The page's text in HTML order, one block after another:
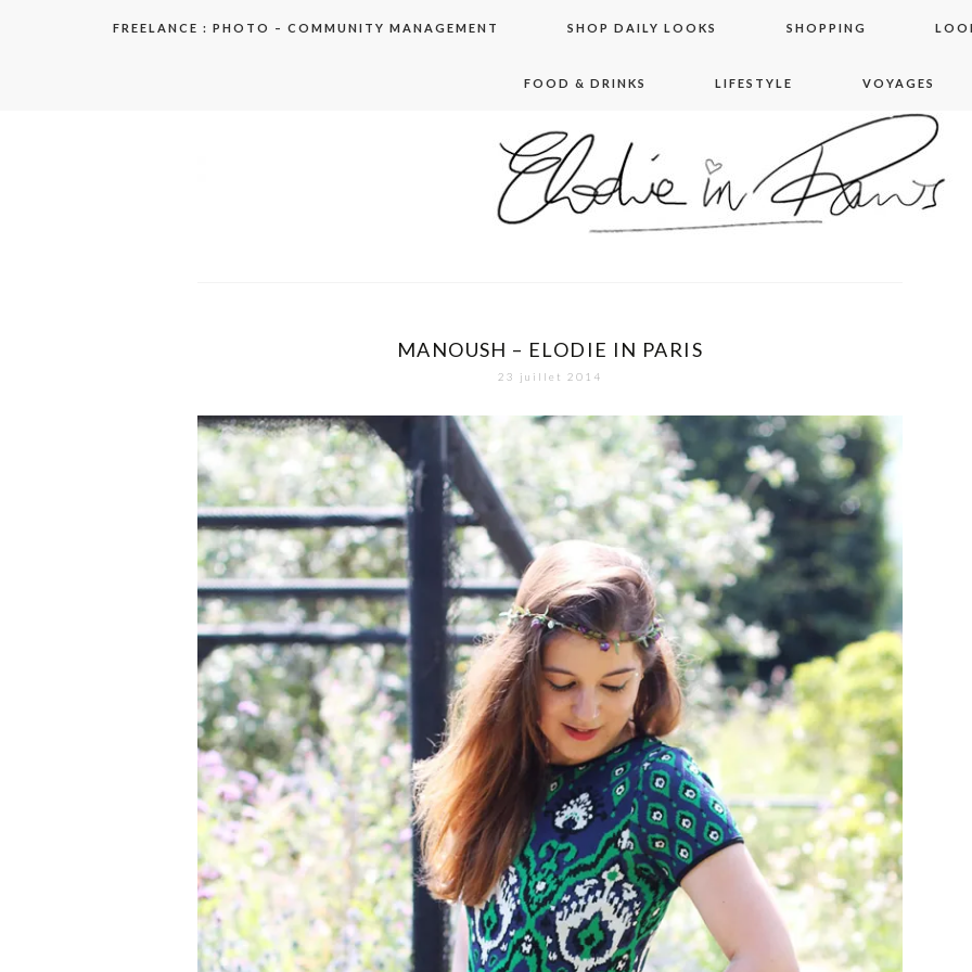
FREELANCE : PHOTO – COMMUNITY MANAGEMENT SHOP DAILY LOOKS SHOPPING
FOOD & DRINKS LIFESTYLE VOYAGES
elodie in paris
MANOUSH – ELODIE IN PARIS
23 juillet 2014